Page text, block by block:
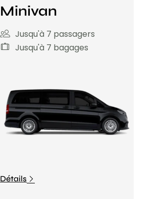
Minivan
Jusqu'à 7 passagers
Jusqu'à 7 bagages
Détails